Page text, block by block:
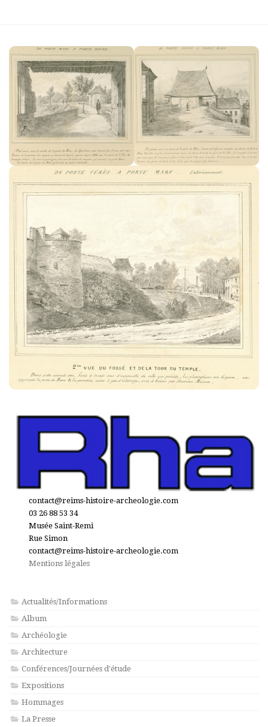
contact@reims-histoire-archeologie.com
03 26 88 53 34
Musée Saint-Remi
Rue Simon
contact@reims-histoire-archeologie.com
Mentions légales
Actualités/Informations
Album
Archéologie
Architecture
Conférences/Journées d'étude
Expositions
Hommages
La Presse